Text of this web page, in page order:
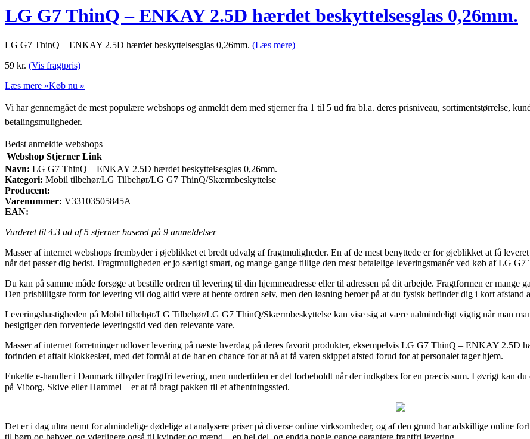
LG G7 ThinQ – ENKAY 2.5D hærdet beskyttelsesglas 0,26mm.
LG G7 ThinQ – ENKAY 2.5D hærdet beskyttelsesglas 0,26mm. (Læs mere)
59 kr. (Vis fragtpris)
Læs mere »Køb nu »
Vi har gennemgået de mest populære webshops og anmeldt dem med stjerner fra 1 til 5 ud fra bl.a. deres prisniveau, sortimentstørrelse,
betalingsmuligheder.
Bedst anmeldte webshops
Webshop Stjerner Link
Navn: LG G7 ThinQ – ENKAY 2.5D hærdet beskyttelsesglas 0,26mm.
Kategori: Mobil tilbehør/LG Tilbehør/LG G7 ThinQ/Skærmbeskyttelse
Producent:
Varenummer: V33103505845A
EAN:
Vurderet til 4.3 ud af 5 stjerner baseret på 9 anmeldelser
Masser af internet webshops frembyder i øjeblikket et bredt udvalg af fragtmuligheder. En af de mest benyttede er for øjeblikket at få
når det passer dig bedst. Fragtmuligheden er jo særligt smart, og mange gange tillige den mest betalelige leveringsmanér ved køb af LG
Du kan på samme måde forsøge at bestille ordren til levering til din hjemmeadresse eller til adressen på dit arbejde. Fragtformen er
Den prisbilligste form for levering vil dog altid være at hente ordren selv, men den løsning beroer på at du fysisk befinder dig i kort afstand
Leveringshastigheden på Mobil tilbehør/LG Tilbehør/LG G7 ThinQ/Skærmbeskyttelse kan vise sig at være ualmindeligt vigtig når man
besigtiger den forventede leveringstid ved den relevante vare.
Masser af internet forretninger udlover levering på næste hverdag på deres favorit produkter, eksempelvis LG G7 ThinQ – ENKAY 2.5D
forinden et aftalt klokkeslæt, med det formål at de har en chance for at nå at få varen skippet afsted forud for at personalet tager hjem.
Enkelte e-handler i Danmark tilbyder fragtfri levering, men undertiden er det forbeholdt når der indkøbes for en præcis sum. I øvrigt kan
på Viborg, Skive eller Hammel – er at få bragt pakken til et afhentningssted.
Det er i dag ultra nemt for almindelige dødelige at analysere priser på diverse online virksomheder, og af den grund har adskillige online
til børn og babyer, og yderligere også til kvinder og mænd – en hel del, og endda nogle gange garantere fragtfri levering.